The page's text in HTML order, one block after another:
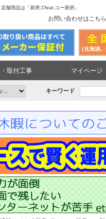
舗用品は「厨房ズfeat.ユー厨房」
お問い合わせはこちら
取付工事 マイページ
キーワード